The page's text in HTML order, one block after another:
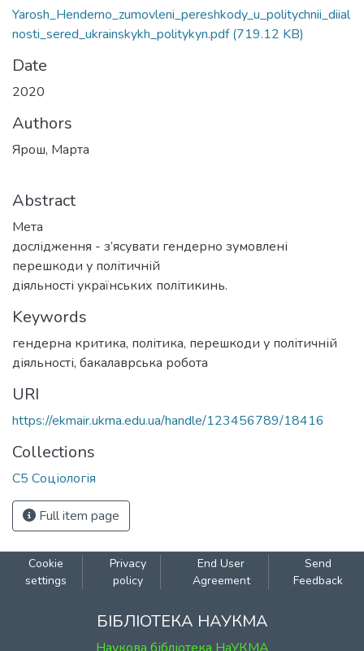
Yarosh_Henderno_zumovleni_pereshkody_u_politychnii_diial
nosti_sered_ukrainskykh_politykyn.pdf(719.12 KB)
Date
2020
Authors
Ярош, Марта
Abstract
Мета
дослідження - з’ясувати гендерно зумовлені
перешкоди у політичній
діяльності українських політикинь.
Keywords
гендерна критика, політика, перешкоди у політичній
діяльності, бакалаврська робота
URI
https://ekmair.ukma.edu.ua/handle/123456789/18416
Collections
С5 Соціологія
Full item page
Cookie
settings
Privacy
policy
End User
Agreement
Send
Feedback
БІБЛІОТЕКА НАУКМА